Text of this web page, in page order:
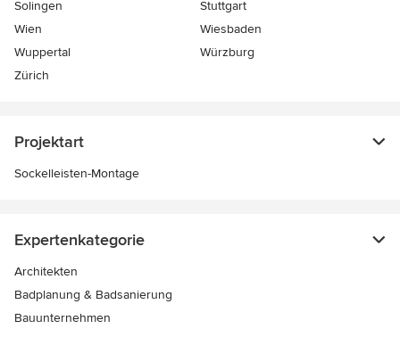
Solingen
Stuttgart
Wien
Wiesbaden
Wuppertal
Würzburg
Zürich
Projektart
Sockelleisten-Montage
Expertenkategorie
Architekten
Badplanung & Badsanierung
Bauunternehmen